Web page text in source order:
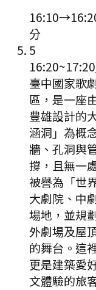
16:10→
分
5
16:20~17:20
臺中國家歌
區，是一座
豊雄設計的
涵洞」為概
牆、孔洞與
撐，且無一
被譽為「世
大劇院、中
場地，並規
外劇場及屋
的舞台。這
更是建築愛
文體驗的旅